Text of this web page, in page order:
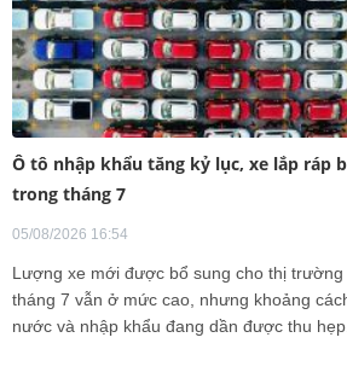
Ô tô nhập khẩu tăng kỷ lục, xe lắp ráp
trong tháng 7
05/08/2026 16:54
Lượng xe mới được bổ sung cho thị trường
tháng 7 vẫn ở mức cao, nhưng khoảng
nước và nhập khẩu đang dần được thu hẹp.